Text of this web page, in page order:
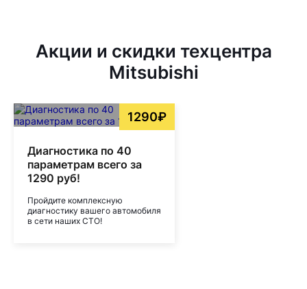
Акции и скидки техцентра
Mitsubishi
1290₽
Диагностика по 40
параметрам всего за
1290 руб!
Пройдите комплексную
диагностику вашего автомобиля
в сети наших СТО!